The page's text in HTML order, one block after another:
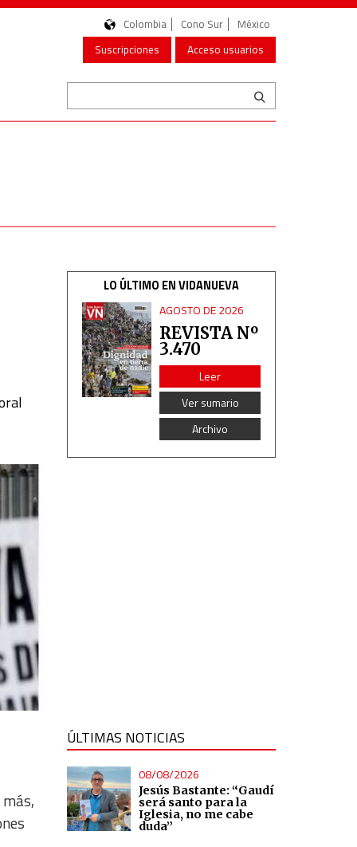
Colombia Cono Sur
México
Suscripciones
Acceso usuarios
LO ÚLTIMO EN VIDANUEVA
AGOSTO DE 2026
REVISTA Nº
3.470
Leer
Ver sumario
Archivo
ÚLTIMAS NOTICIAS
08/08/2026
Jesús Bastante: “Gaudí
será santo para la
Iglesia, no me cabe
duda”